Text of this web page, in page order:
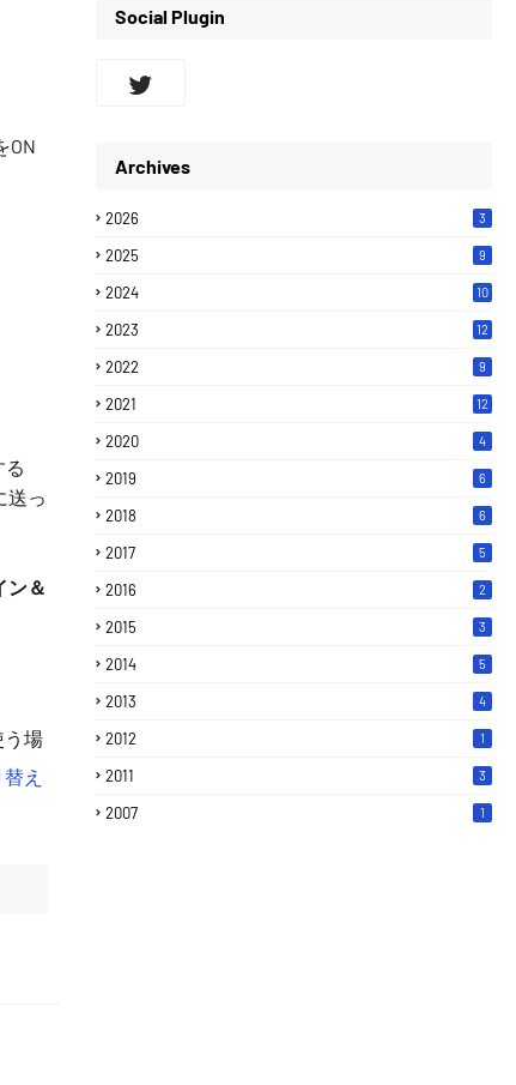
ON
送っ
ン＆
う場
え
Social Plugin
Archives
2026 3
2025 9
2024 10
2023 12
2022 9
2021 12
2020 4
2019 6
2018 6
2017 5
2016 2
2015 3
2014 5
2013 4
2012 1
2011 3
2007 1